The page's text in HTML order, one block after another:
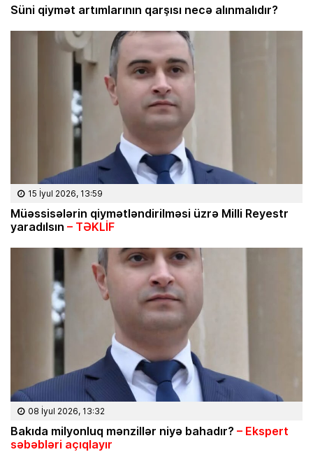
Süni qiymət artımlarının qarşısı necə alınmalıdır?
15 İyul 2026, 13:59
Müəssisələrin qiymətləndirilməsi üzrə Milli Reyestr
yaradılsın – TƏKLİF
08 İyul 2026, 13:32
Bakıda milyonluq mənzillər niyə bahadır? – Ekspert
səbəbləri açıqlayır